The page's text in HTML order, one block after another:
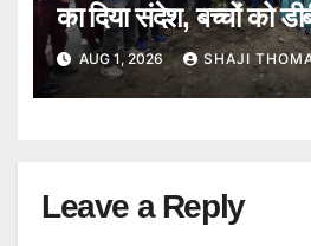
का दिया संदेश, बच्चों को
बताए।
AUG 1, 2026 SHAJI
Leave a Reply